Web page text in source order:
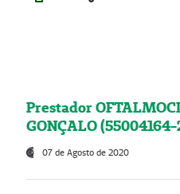
Prestador
GONÇALO (55004164-
07 de Agosto de 2020